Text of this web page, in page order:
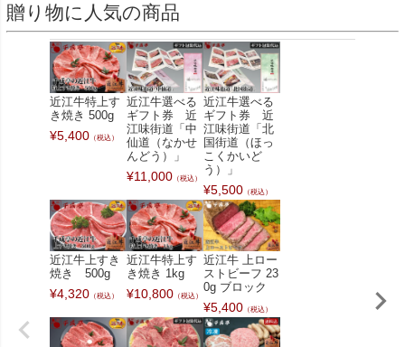
贈り物に人気の商品
近江牛特上す
き焼き 500g
¥5,400 （税込）
近江牛選べる
ギフト券 近
江味街道「中
仙道（なかせ
んどう）」
¥11,000 （税込）
近江牛選べる
ギフト券 近
江味街道「北
国街道（ほっ
こくかいど
う）」
¥5,500 （税込）
近江牛上すき
焼き 500g
¥4,320 （税込）
近江牛特上す
き焼き 1kg
¥10,800 （税込）
近江牛 上ロー
ストビーフ 23
0g ブロック
¥5,400 （税込）